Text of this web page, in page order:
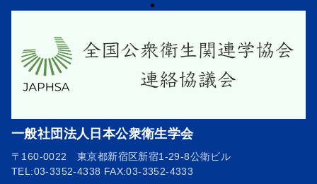
一般社団法人日本公衆衛生学会
〒160-0022 東京都新宿区新宿1-29-8公衛ビル
TEL:03-3352-4338 FAX:03-3352-4333